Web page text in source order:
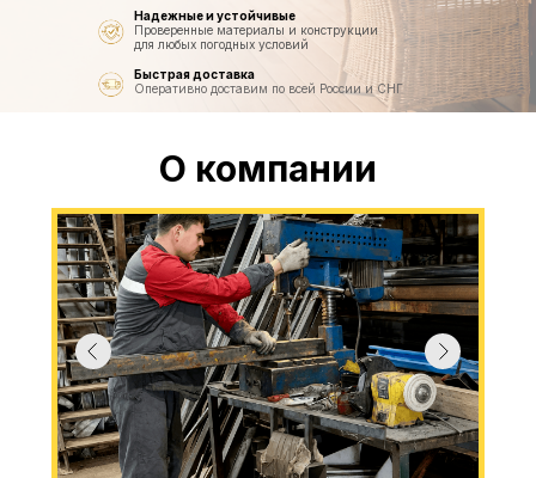
Надежные и устойчивые
Проверенные материалы и конструкции
для любых погодных условий
Быстрая доставка
Оперативно доставим по всей России и СНГ
О компании